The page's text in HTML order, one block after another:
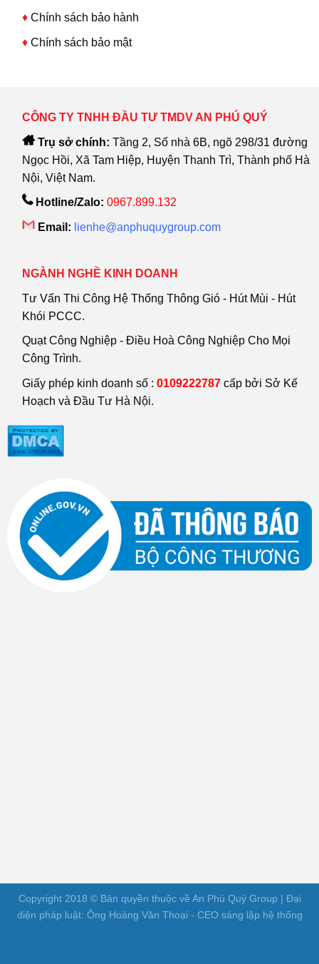
♦ Chính sách bảo hành
♦ Chính sách bảo mật
CÔNG TY TNHH ĐẦU TƯ TMDV AN PHÚ QUÝ
Trụ sở chính: Tầng 2, Số nhà 6B, ngõ 298/31 đường
Ngọc Hồi, Xã Tam Hiệp, Huyện Thanh Trì, Thành phố Hà
Nội, Việt Nam.
Hotline/Zalo: 0967.899.132
Email: lienhe@anphuquygroup.com
NGÀNH NGHỀ KINH DOANH
Tư Vấn Thi Công Hệ Thống Thông Gió - Hút Mùi - Hút
Khói PCCC.
Quạt Công Nghiệp - Điều Hoà Công Nghiệp Cho Mọi
Công Trình.
Giấy phép kinh doanh số : 0109222787 cấp bởi Sở Kế
Hoạch và Đầu Tư Hà Nội.
Copyright 2018 © Bản quyền thuộc về An Phú Quý Group | Đại
diện pháp luật: Ông Hoàng Văn Thoại - CEO sáng lập hệ thống